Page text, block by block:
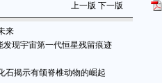
上一版 下一版
来
发现宇宙第一代恒星残留痕迹
石揭示有颌脊椎动物的崛起